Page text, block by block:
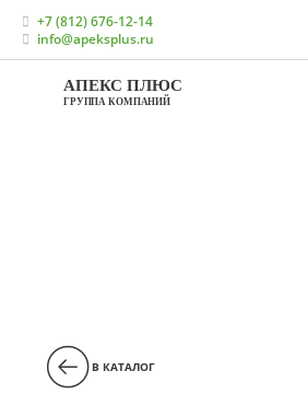
+7 (812) 676-12-14
info@apeksplus.ru
АПЕКС ПЛЮС
ГРУППА КОМПАНИЙ
Кормовые добавки для
направление)
Консерванты для кормов КРС
В КАТАЛОГ